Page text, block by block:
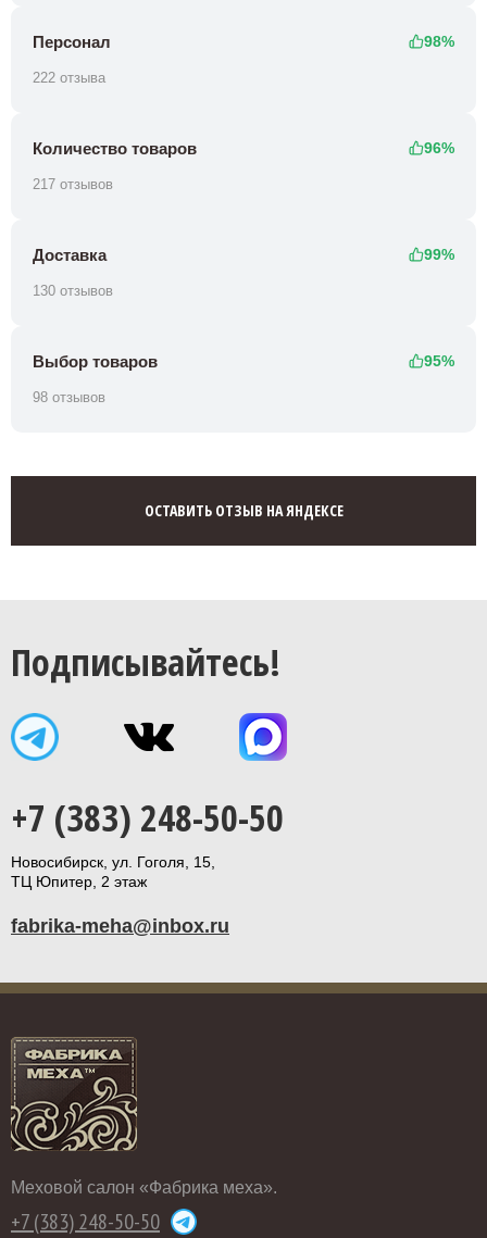
Персонал 98%
222 отзыва
Количество товаров 96%
217 отзывов
Доставка 99%
130 отзывов
Выбор товаров 95%
98 отзывов
ОСТАВИТЬ ОТЗЫВ НА ЯНДЕКСЕ
Подписывайтесь!
+7 (383) 248-50-50
Новосибирск, ул. Гоголя, 15,
ТЦ Юпитер, 2 этаж
fabrika-meha@inbox.ru
Меховой салон «Фабрика меха».
+7 (383) 248-50-50